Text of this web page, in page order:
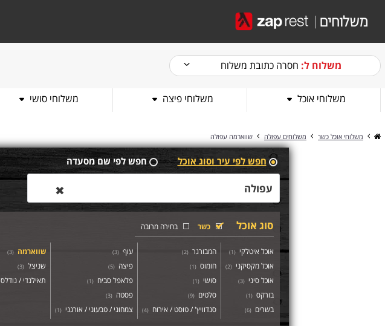
משלוח ל: חסרה כתובת משלוח
משלוחי אוכל משלוחי פיצה משלוחי סושי
משלוחי אוכל כשר משלוחים עפולה שווארמה עפולה
חפש לפי עיר וסוג אוכל חפש לפי שם מסעדה
✖
סוג אוכל כשר בחירה מרובה
אוכל איטלקי (
1
)
אוכל מקסיקני (
2
)
אוכל סיני (
3
)
בורקס (
1
)
בשרים (
6
)
המבורגר (
2
)
חומוס (
1
)
סושי (
1
)
סלטים (
9
)
סנדוויץ' / טוסט / אירוח (
4
)
עוף (
3
)
פיצה (
5
)
פלאפל סביח (
1
)
פסטה (
3
)
צמחוני / טבעוני / אורגני (
1
)
שווארמה (
3
)
שניצל (
3
)
תאילנדי / נודלס